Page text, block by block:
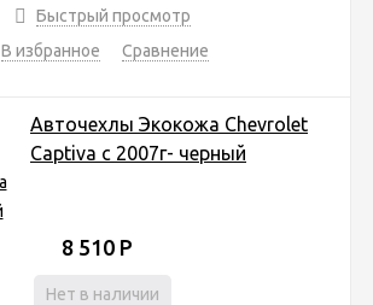
Быстрый просмотр
В избранное
Сравнение
Авточехлы Экокожа Chevrolet
Captiva с 2007г- черный
8 510 Р
Нет в наличии